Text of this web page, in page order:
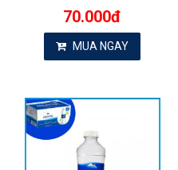
70.000đ
MUA NGAY